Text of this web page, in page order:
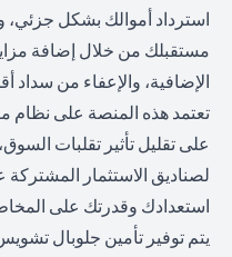
استرداد أموالك بشكل
مستقبلك من خلال إضافة
الإضافية، والإعفاء من سداد
تعتمد هذه المنصة على نظام
على تقليل تأثير تقلبات
لصناديق الاستثمار
استعدادك وقدرتك على